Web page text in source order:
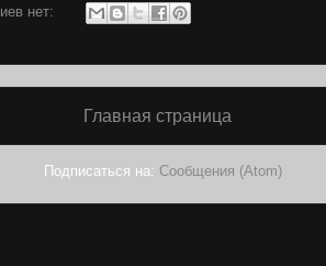
нет:
Главная страница
Подписаться на: Сообщения (Atom)